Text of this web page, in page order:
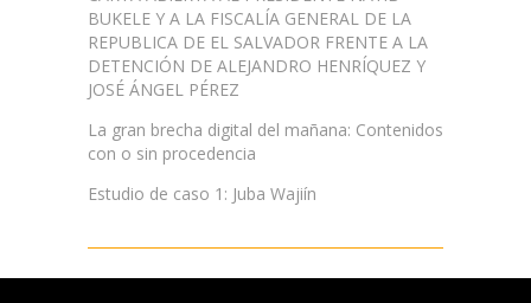
BUKELE Y A LA FISCALÍA GENERAL DE LA
REPUBLICA DE EL SALVADOR FRENTE A LA
DETENCIÓN DE ALEJANDRO HENRÍQUEZ Y
JOSÉ ÁNGEL PÉREZ
La gran brecha digital del mañana: Contenidos
con o sin procedencia
Estudio de caso 1: Juba Wajiín